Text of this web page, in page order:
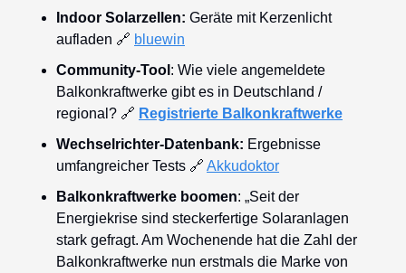
Indoor Solarzellen: Geräte mit Kerzenlicht
aufladen 🔗 bluewin
Community-Tool : Wie viele angemeldete
Balkonkraftwerke gibt es in Deutschland /
regional? 🔗 Registrierte Balkonkraftwerke
Wechselrichter-Datenbank: Ergebnisse
umfangreicher Tests 🔗 Akkudoktor
Balkonkraftwerke boomen: „Seit der
Energiekrise sind steckerfertige Solaranlagen
stark gefragt. Am Wochenende hat die Zahl der
Balkonkraftwerke nun erstmals die Marke von